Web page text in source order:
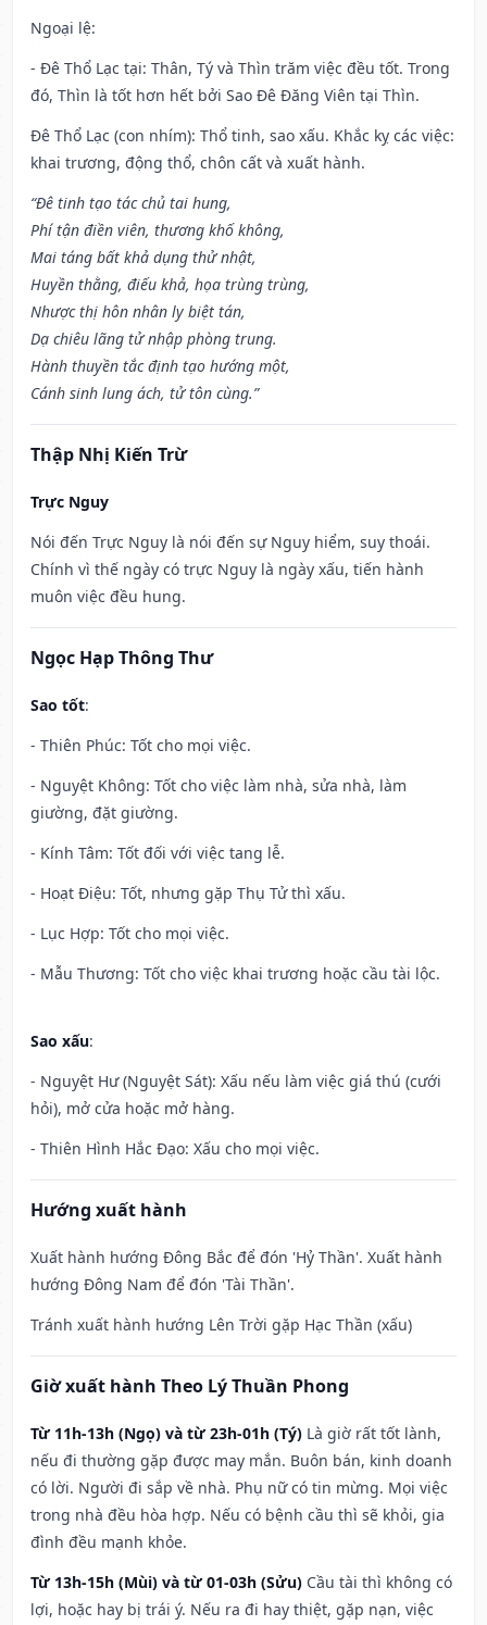
Ngoại lệ:
- Đê Thổ Lạc tại: Thân, Tý và Thìn trăm việc đều tốt. Trong
đó, Thìn là tốt hơn hết bởi Sao Đê Đăng Viên tại Thìn.
Đê Thổ Lạc (con nhím): Thổ tinh, sao xấu. Khắc kỵ các việc:
khai trương, động thổ, chôn cất và xuất hành.
“Đê tinh tạo tác chủ tai hung,
Phí tận điền viên, thương khố không,
Mai táng bất khả dụng thử nhật,
Huyền thằng, điếu khả, họa trùng trùng,
Nhược thị hôn nhân ly biệt tán,
Dạ chiêu lãng tử nhập phòng trung.
Hành thuyền tắc định tạo hướng một,
Cánh sinh lung ách, tử tôn cùng.”
Thập Nhị Kiến Trừ
Trực Nguy
Nói đến Trực Nguy là nói đến sự Nguy hiểm, suy thoái.
Chính vì thế ngày có trực Nguy là ngày xấu, tiến hành
muôn việc đều hung.
Ngọc Hạp Thông Thư
Sao tốt:
- Thiên Phúc: Tốt cho mọi việc.
- Nguyệt Không: Tốt cho việc làm nhà, sửa nhà, làm
giường, đặt giường.
- Kính Tâm: Tốt đối với việc tang lễ.
- Hoạt Điệu: Tốt, nhưng gặp Thụ Tử thì xấu.
- Lục Hợp: Tốt cho mọi việc.
- Mẫu Thương: Tốt cho việc khai trương hoặc cầu tài lộc.
Sao xấu:
- Nguyệt Hư (Nguyệt Sát): Xấu nếu làm việc giá thú (cưới
hỏi), mở cửa hoặc mở hàng.
- Thiên Hình Hắc Đạo: Xấu cho mọi việc.
Hướng xuất hành
Xuất hành hướng Đông Bắc để đón 'Hỷ Thần'. Xuất hành
hướng Đông Nam để đón 'Tài Thần'.
Tránh xuất hành hướng Lên Trời gặp Hạc Thần (xấu)
Giờ xuất hành Theo Lý Thuần Phong
Từ 11h-13h (Ngọ) và từ 23h-01h (Tý) Là giờ rất tốt lành,
nếu đi thường gặp được may mắn. Buôn bán, kinh doanh
có lời. Người đi sắp về nhà. Phụ nữ có tin mừng. Mọi việc
trong nhà đều hòa hợp. Nếu có bệnh cầu thì sẽ khỏi, gia
đình đều mạnh khỏe.
Từ 13h-15h (Mùi) và từ 01-03h (Sửu) Cầu tài thì không có
lợi, hoặc hay bị trái ý. Nếu ra đi hay thiệt, gặp nạn, việc